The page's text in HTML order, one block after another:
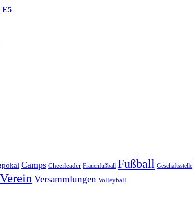
E5
Camps Cheerleader Frauenfußball Fußball Geschäftsstelle
Verein Versammlungen Volleyball